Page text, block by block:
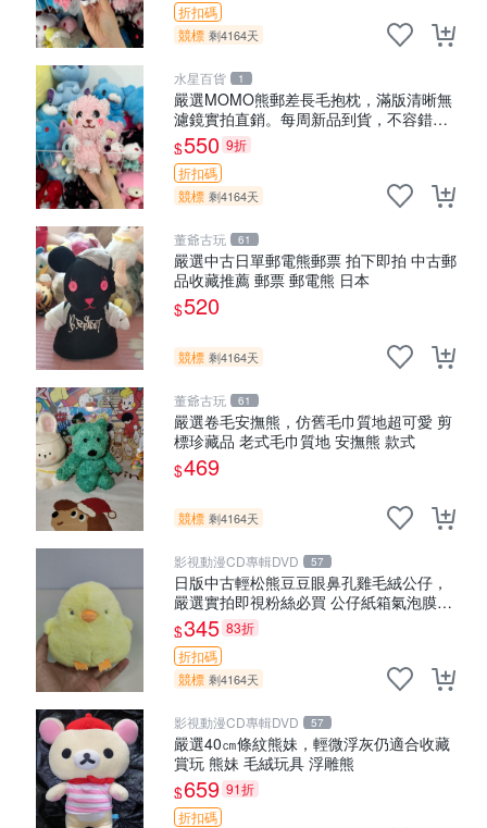
折扣碼
競標 剩4164天
水星百貨 1
嚴選MOMO熊郵差長毛抱枕，滿版清晰無
濾鏡實拍直銷。每周新品到貨，不容錯
過！ 郵差熊 長毛 抱枕
$550 9折
折扣碼
競標 剩4164天
董爺古玩 61
嚴選中古日單郵電熊郵票 拍下即拍 中古郵
品收藏推薦 郵票 郵電熊 日本
$520
競標 剩4164天
董爺古玩 61
嚴選卷毛安撫熊，仿舊毛巾質地超可愛 剪
標珍藏品 老式毛巾質地 安撫熊 款式
$469
競標 剩4164天
影視動漫CD專輯DVD 57
日版中古輕松熊豆豆眼鼻孔雞毛絨公仔，
嚴選實拍即視粉絲必買 公仔紙箱氣泡膜精
心包裝快速發貨 輕松熊 公仔 雞毛絨
$345 83折
折扣碼
競標 剩4164天
影視動漫CD專輯DVD 57
嚴選40㎝條紋熊妹，輕微浮灰仍適合收藏
賞玩 熊妹 毛絨玩具 浮雕熊
$659 91折
折扣碼